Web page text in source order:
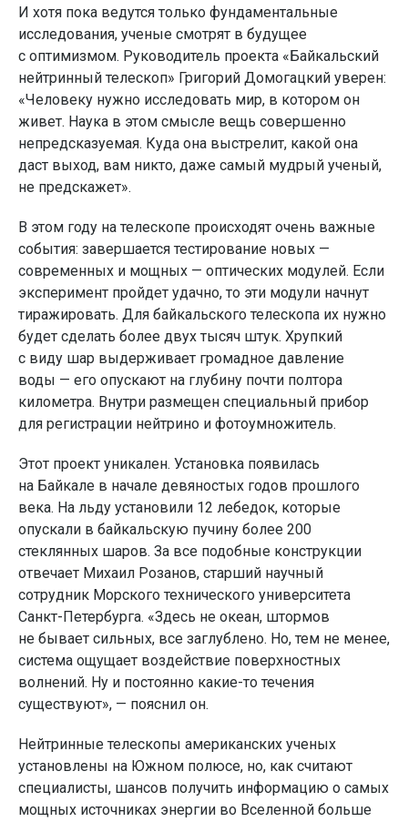
И хотя пока ведутся только фундаментальные
исследования, ученые смотрят в будущее
с оптимизмом. Руководитель проекта «Байкальский
нейтринный телескоп» Григорий Домогацкий уверен:
«Человеку нужно исследовать мир, в котором он
живет. Наука в этом смысле вещь совершенно
непредсказуемая. Куда она выстрелит, какой она
даст выход, вам никто, даже самый мудрый ученый,
не предскажет».
В этом году на телескопе происходят очень важные
события: завершается тестирование новых —
современных и мощных — оптических модулей. Если
эксперимент пройдет удачно, то эти модули начнут
тиражировать. Для байкальского телескопа их нужно
будет сделать более двух тысяч штук. Хрупкий
с виду шар выдерживает громадное давление
воды — его опускают на глубину почти полтора
километра. Внутри размещен специальный прибор
для регистрации нейтрино и фотоумножитель.
Этот проект уникален. Установка появилась
на Байкале в начале девяностых годов прошлого
века. На льду установили 12 лебедок, которые
опускали в байкальскую пучину более 200
стеклянных шаров. За все подобные конструкции
отвечает Михаил Розанов, старший научный
сотрудник Морского технического университета
Санкт-Петербурга. «Здесь не океан, штормов
не бывает сильных, все заглублено. Но, тем не менее,
система ощущает воздействие поверхностных
волнений. Ну и постоянно какие-то течения
существуют», — пояснил он.
Нейтринные телескопы американских ученых
установлены на Южном полюсе, но, как считают
специалисты, шансов получить информацию о самых
мощных источниках энергии во Вселенной больше